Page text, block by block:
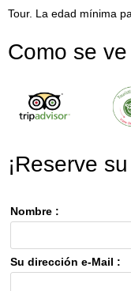
Tour. La edad mínima
Como se
¡Reserve
Nombre :
Su dirección e-Mail :